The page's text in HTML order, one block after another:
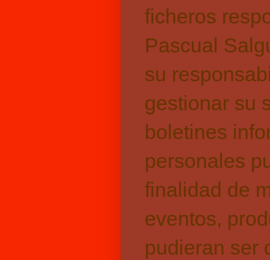
ficheros
Pascual
su
gestionar su
boletines
personales
finalidad de
eventos,
pudieran ser